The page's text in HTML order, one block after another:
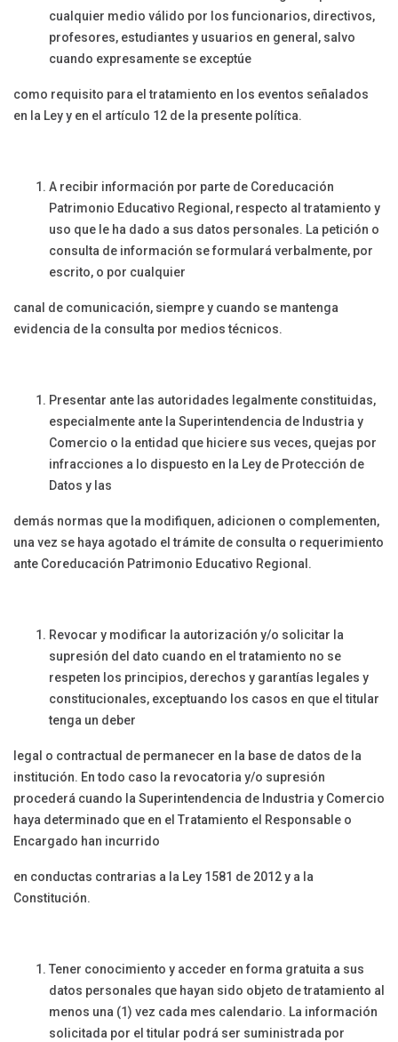
cualquier medio válido por los funcionarios, directivos,
profesores, estudiantes y usuarios en general, salvo
cuando expresamente se exceptúe
como requisito para el tratamiento en los eventos señalados
en la Ley y en el artículo 12 de la presente política.
A recibir información por parte de Coreducación
Patrimonio Educativo Regional, respecto al tratamiento y
uso que le ha dado a sus datos personales. La petición o
consulta de información se formulará verbalmente, por
escrito, o por cualquier
canal de comunicación, siempre y cuando se mantenga
evidencia de la consulta por medios técnicos.
Presentar ante las autoridades legalmente constituidas,
especialmente ante la Superintendencia de Industria y
Comercio o la entidad que hiciere sus veces, quejas por
infracciones a lo dispuesto en la Ley de Protección de
Datos y las
demás normas que la modifiquen, adicionen o complementen,
una vez se haya agotado el trámite de consulta o requerimiento
ante Coreducación Patrimonio Educativo Regional.
Revocar y modificar la autorización y/o solicitar la
supresión del dato cuando en el tratamiento no se
respeten los principios, derechos y garantías legales y
constitucionales, exceptuando los casos en que el titular
tenga un deber
legal o contractual de permanecer en la base de datos de la
institución. En todo caso la revocatoria y/o supresión
procederá cuando la Superintendencia de Industria y Comercio
haya determinado que en el Tratamiento el Responsable o
Encargado han incurrido
en conductas contrarias a la Ley 1581 de 2012 y a la
Constitución.
Tener conocimiento y acceder en forma gratuita a sus
datos personales que hayan sido objeto de tratamiento al
menos una (1) vez cada mes calendario. La información
solicitada por el titular podrá ser suministrada por